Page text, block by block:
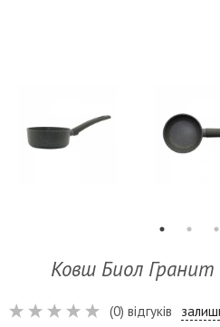
Ковш Биол Гранит
(0) відгуків